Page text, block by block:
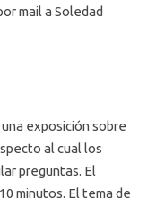
mail a Soledad
exposición sobre
al cual los
preguntas. El
minutos. El tema de